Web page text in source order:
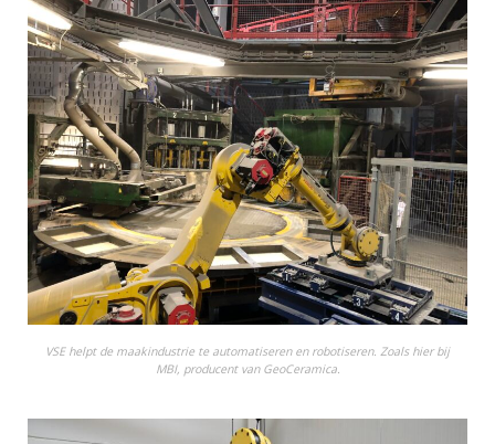
VSE helpt de maakindustrie te automatiseren en robotiseren. Zoals hier bij
MBI, producent van GeoCeramica.